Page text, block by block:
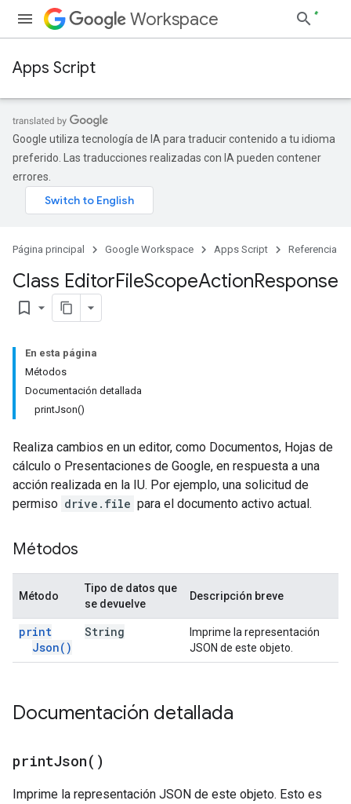
Workspace
Apps Script
Google utiliza tecnología de IA para traducir contenido a tu idioma
preferido. Las traducciones realizadas con IA pueden contener
errores.
Página principal Google Workspace Apps Script Referencia
Class EditorFileScopeActionResponse
bookmark_border
En esta página
Métodos
Documentación detallada
printJson()
Realiza cambios en un editor, como Documentos, Hojas de
cálculo o Presentaciones de Google, en respuesta a una
acción realizada en la IU. Por ejemplo, una solicitud de
permiso drive.file para el documento activo actual.
Métodos
Método
Tipo de datos que
se devuelve
Descripción breve
print
Json( )
String
Imprime la representación
JSON de este objeto.
Documentación detallada
printJson( )
Imprime la representación JSON de este objeto. Esto es